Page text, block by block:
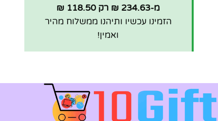
מ-234.63 ₪ רק 118.50 ₪
הזמינו עכשיו ותיהנו ממשלוח מהיר
ואמין!